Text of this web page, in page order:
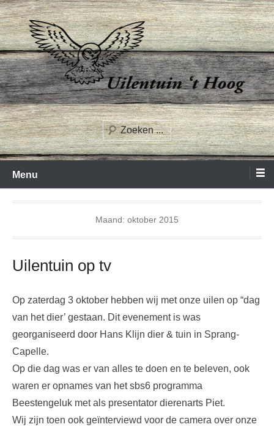
Spring
naar
inhoud
Uilentuin het Hoog
Zoeken
Menu
Maand: oktober 2015
Uilentuin op tv
Op zaterdag 3 oktober hebben wij met onze uilen op “dag
van het dier’ gestaan. Dit evenement is was
georganiseerd door Hans Klijn dier & tuin in Sprang-
Capelle.
Op die dag was er van alles te doen en te beleven, ook
waren er opnames van het sbs6 programma
Beestengeluk met als presentator dierenarts Piet.
Wij zijn toen ook geïnterviewd voor de camera over onze